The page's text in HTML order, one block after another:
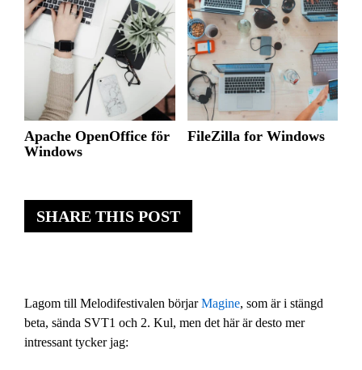
SHARE THIS POST
Lagom till Melodifestivalen börjarMagine, som är i stängd
beta, sända SVT1 och 2. Kul, men det här är desto mer
intressant tycker jag:
Apache OpenOffice för
Windows
FileZilla for Windows